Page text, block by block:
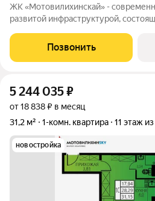
ЖК «Мотовилихинскай» -
развитой инфраструктурой,
кварталами на территории 22 Га 1.
технологий строительства с
Позвонить
5 244 035₽
от 18 838 ₽ в месяц
31,2 м²
1-комн. квартира 11 этаж из
новостройка